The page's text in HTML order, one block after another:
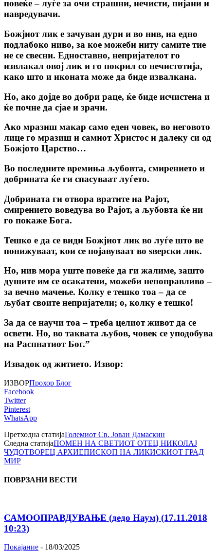
повеќе – луѓе за очи страшни, нечисти, пијани и
навредувачи.
Божјиот лик е зачуван дури и во нив, на едно
подлабоко ниво, за кое можеби ниту самите тие
не се свесни. Едноставно, непријателот го
извлакал овој лик и го покрил со нечистотија,
како што и иконата може да биде извалкана.
Но, ако дојде во добри раце, ќе биде исчистена и
ќе почне да сјае и зрачи.
Ако мразиш макар само еден човек, во неговото
лице го мразиш и самиот Христос и далеку си од
Божјото Царство…
Во последните времиња љубовта, смирението и
добрината ќе ги спасуваат луѓето.
Добрината ги отвора вратите на Рајот,
смирението воведува во Рајот, а љубовта ќе ни
го покаже Бога.
Тешко е да се види Божјиот лик во луѓе што ве
понижуваат, кои се појавуваат во ѕверски лик.
Но, нив мора уште повеќе да ги жалиме, зашто
душите им се осакатени, можеби непоправливо –
за вечно мачење. Колку е тешко тоа – да се
љубат своите непријатели; о, колку е тешко!
За да се научи тоа – треба целиот живот да се
освети. Но, во таквата љубов, човек се уподобува
на Распнатиот Бог.”
Извадок од житието. Извор:
ИЗВОРПрохор Блог
Facebook
Twitter
Pinterest
WhatsApp
Претходна статијаГолемиот Св. Јoван Дамаскин
Следна статијаПОМЕН НА СВЕТИОТ ОТЕЦ НИКОЛАЈ
ЧУДОТВОРЕЦ АРХИЕПИСКОП НА ЛИКИСКИОТ ГРАД
МИР
ПОВРЗАНИ ВЕСТИ
САМООПРАВДУВАЊЕ (дедо Наум) (17.11.2018
10:23)
Покајание - 18/03/2025